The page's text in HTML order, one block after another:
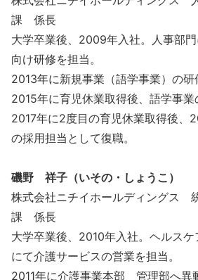
課 係長
大学卒業後、2009年入社。人事部
向け研修を担当。
2013年に新規事業（語学事業）の研
2015年に育児休業取得後、語学事業
2017年に2度目の育児休業取得後、
の採用担当として復職。
磯野 祥子（いその・しょうこ）
株式会社ニチイホールディングス
課 係長
大学卒業後、2010年入社。ヘルス
にて介護サービスの営業を担当。
2011年に介護事業本部 管理部へ異